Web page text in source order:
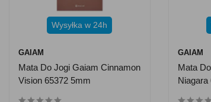
Wysyłka w 24h
GAIAM
Mata Do Jogi Gaiam Cinnamon
Vision 65372 5mm
GAIAM
Mata
Niagara